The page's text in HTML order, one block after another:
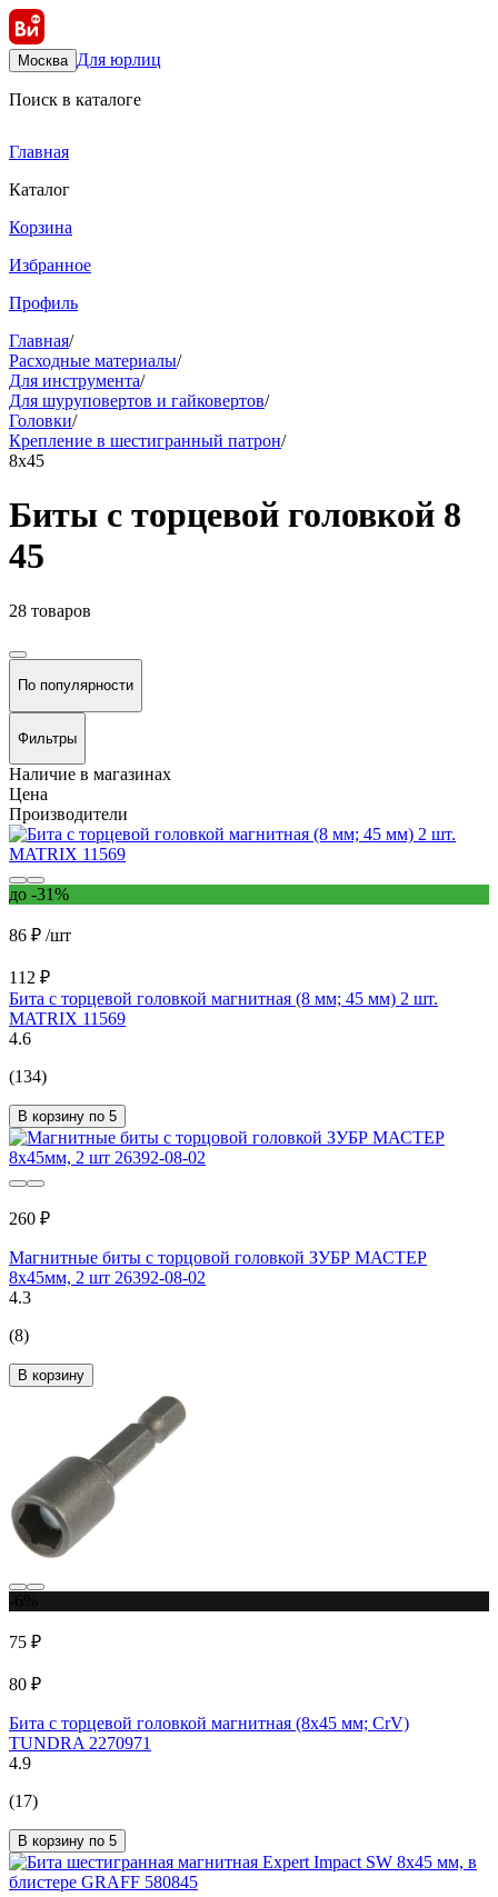
Москва Для юрлиц
Поиск в каталоге
Главная
Каталог
Корзина
Избранное
Профиль
Главная/
Расходные материалы/
Для инструмента/
Для шуруповертов и гайковертов/
Головки/
Крепление в шестигранный патрон/
8х45
Биты с торцевой головкой 8
45
28 товаров
По популярности
Фильтры
Наличие в магазинах
Цена
Производители
до -31%
86 ₽ /шт
112 ₽
Бита с торцевой головкой магнитная (8 мм; 45 мм) 2 шт.
MATRIX 11569
4.6
(134)
В корзину по 5
260 ₽
Магнитные биты с торцовой головкой ЗУБР МАСТЕР
8х45мм, 2 шт 26392-08-02
4.3
(8)
В корзину
75 ₽
80 ₽
Бита с торцевой головкой магнитная (8х45 мм; CrV)
TUNDRA 2270971
4.9
(17)
В корзину по 5